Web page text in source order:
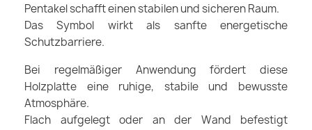
Pentakel schafft einen stabilen und sicheren Raum.
Das Symbol wirkt als sanfte energetische
Schutzbarriere.
Bei regelmäßiger Anwendung fördert diese
Holzplatte eine ruhige, stabile und bewusste
Atmosphäre.
Flach aufgelegt oder an der Wand befestigt